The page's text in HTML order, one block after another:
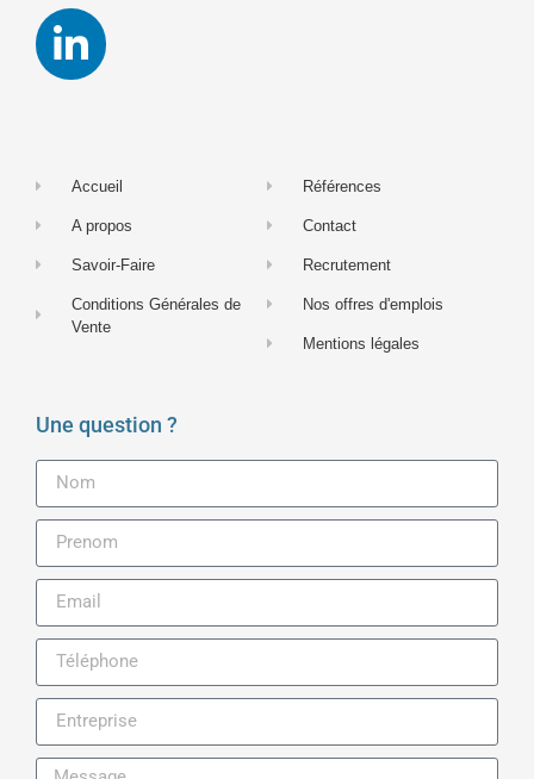
Accueil
A propos
Savoir-Faire
Conditions Générales de
Vente
Références
Contact
Recrutement
Nos offres d'emplois
Mentions légales
Une question ?